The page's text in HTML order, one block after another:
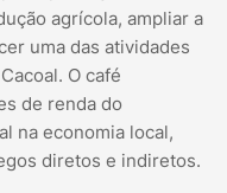
agrícola, ampliar a
uma das atividades
O café
de renda do
na economia local,
diretos e indiretos.